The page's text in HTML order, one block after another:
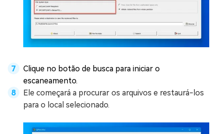
Clique no botão de busca para iniciar o
escaneamento.
Ele começará a procurar os arquivos e restaurá-los
para o local selecionado.